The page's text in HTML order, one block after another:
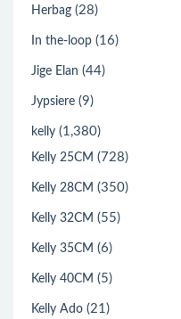
Herbag (28)
In the-loop (16)
Jige Elan (44)
Jypsiere (9)
kelly (1,380)
Kelly 25CM (728)
Kelly 28CM (350)
Kelly 32CM (55)
Kelly 35CM (6)
Kelly 40CM (5)
Kelly Ado (21)